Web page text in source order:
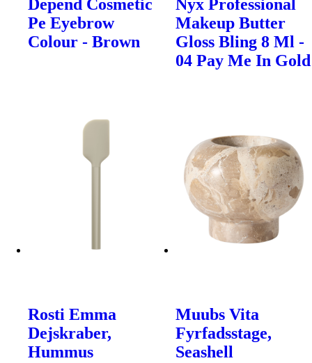
Depend Cosmetic
Pe Eyebrow
Colour - Brown
Nyx Professional
Makeup Butter
Gloss Bling 8 Ml -
04 Pay Me In Gold
Rosti Emma
Dejskraber,
Hummus
Muubs Vita
Fyrfadsstage,
Seashell